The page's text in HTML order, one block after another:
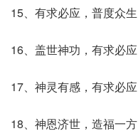
15、有求必应，普度众生
16、盖世神功，有求必应
17、神灵有感，有求必应
18、神恩济世，造福一方